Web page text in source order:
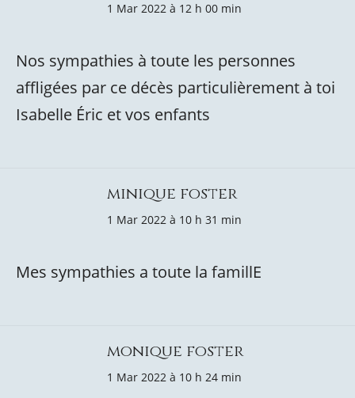
1 Mar 2022 à 12 h 00 min
Nos sympathies à toute les personnes
affligées par ce décès particulièrement à toi
Isabelle Éric et vos enfants
minique foster
1 Mar 2022 à 10 h 31 min
Mes sympathies a toute la famillE
monique foster
1 Mar 2022 à 10 h 24 min